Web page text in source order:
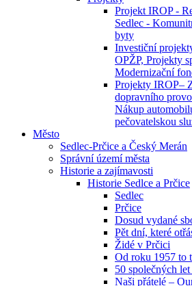
Projekt IROP -
Sedlec -
byty
Investiční
OPŽP, Projekty
Modernizační
Projekty IROP–
dopravního
Nákup
pečovatelskou
Město
Sedlec-Prčice a Český Merán
Správní území města
Historie a zajímavosti
Historie Sedlce a Prčice
Sedlec
Prčice
Dosud vydané
Pět dní, které
Židé v Prčici
Od roku 1957 to
50 společných
Naši přátelé –